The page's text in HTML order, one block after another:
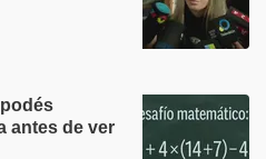
antes de ver